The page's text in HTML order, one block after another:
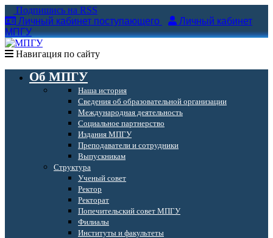
Подпишись на RSS
Личный кабинет поступающего
Личный кабинет
МПГУ
Навигация по сайту
Об МПГУ
Наша история
Сведения об образовательной организации
Международная деятельность
Социальное партнерство
Издания МПГУ
Преподаватели и сотрудники
Выпускникам
Структура
Ученый совет
Ректор
Ректорат
Попечительский совет МПГУ
Филиалы
Институты и факультеты